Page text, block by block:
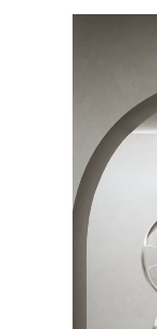
composizione